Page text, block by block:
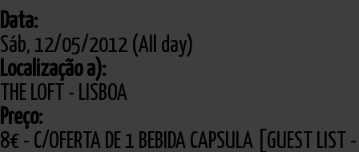
Data:
Sáb, 12/05/2012 (All day)
Localização a):
THE LOFT - LISBOA
Preço:
8€ - C/OFERTA DE 1 BEBIDA CAPSULA [GUEST